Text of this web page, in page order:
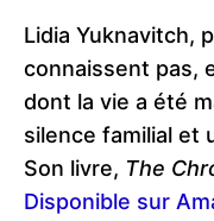
Lidia Yuknavitch,
connaissent pas,
dont la vie a été
silence familial et
Son livre, The
Disponible sur